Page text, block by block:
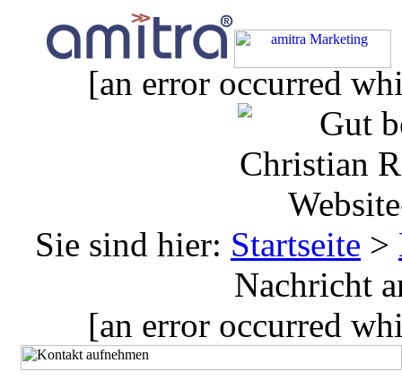
[an error occurred
Sie sind hier: Startseite >
Nachricht
[an error occurred